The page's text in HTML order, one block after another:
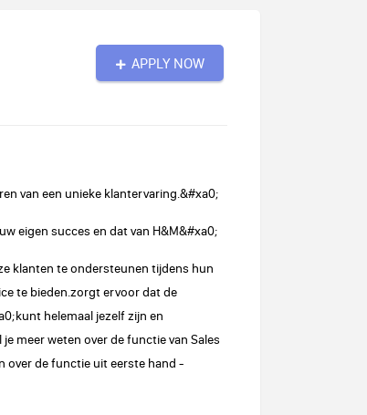
APPLY NOW
van een unieke klantervaring.&#xa0;
eigen succes en dat van H&M&#xa0;
klanten te ondersteunen tijdens hun
te bieden.zorgt ervoor dat de
helemaal jezelf zijn en
meer weten over de functie van Sales
over de functie uit eerste hand -